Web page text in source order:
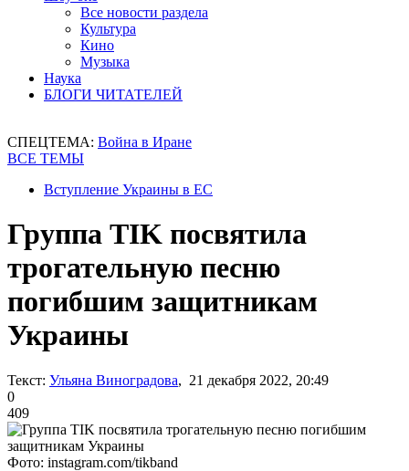
Все новости раздела
Культура
Кино
Музыка
Наука
БЛОГИ ЧИТАТЕЛЕЙ
СПЕЦТЕМА: Война в Иране
ВСЕ ТЕМЫ
Вступление Украины в ЕС
Группа TIK посвятила
трогательную песню
погибшим защитникам
Украины
Текст: Ульяна Виноградова, 21 декабря 2022, 20:49
0
409
Фото: instagram.com/tikband